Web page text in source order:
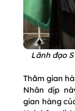
Lãnh đạo
Thăm gian
Nhân dịp
gian hàng